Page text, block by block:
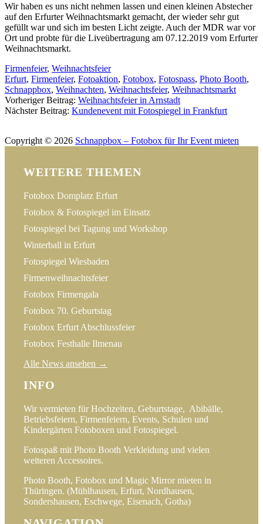
Wir haben es uns nicht nehmen lassen und einen kleinen Abstecher
auf den Erfurter Weihnachtsmarkt gemacht, der wieder sehr gut
gefüllt war und sich im besten Licht zeigte. Auch der MDR war vor
Ort und probte für die Liveübertragung am 07.12.2019 vom Erfurter
Weihnachtsmarkt.
Firmenfeier, Weihnachtsfeier
Erfurt, Firmenfeier, Fotoaktion, Fotobox, Fotospass, Photo Booth,
Schnappbox, Weihnachten, Weihnachtsfeier, Weihnachtsmarkt
Post
navigation
Vorheriger Beitrag: Weihnachtsfeier in Arnstadt
Nächster Beitrag: Kundenevent mit Fotospiegel in Frankfurt
Copyright © 2026 Schnappbox – Fotobox für Ihr Event mieten
WEITERE THEMEN
Fotobox Domplatz Erfurt
Fotobox & Fotospiegel im Einsatz
Fotospiegel bei Tagung und Workshop
Winterball in Erfurt
Fotospiegel Wiesbaden
Firmenweihnachtsfeier
Fotobox Firmengala
Fotobox 70. Geburtstag
Fotobox Erfurt Abschlussfeier
Fotobox Festhalle Ilmenau
Alle News ansehen →
INFO
Wir vermieten für Hochzeiten, Geburtstage, Abibälle,
Betriebsfeiern, Firmenfeiern, Events, Schulen und
Kindergärten Fotoboxen und Fotospiegel.
Fotospaß mit Photo Booth Verkleidung und vielen
weiteren Accessoires.
Photo Booth, Fotobox und Magic Mirror mieten in
Thüringen. (Mühlhausen, Erfurt, Nordhausen,
Sondershausen, Eschwege, Eisenach, Gotha)